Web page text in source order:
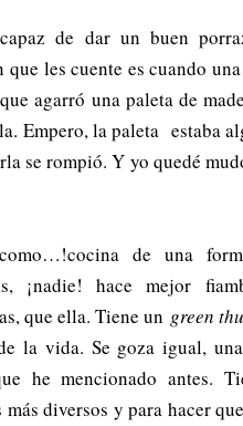
de dar un buen
que les cuente es cuando
agarró una paleta de
Empero, la paleta estaba
se rompió. Y yo quedé
de una
¡nadie! hace mejor
que ella. Tiene un green
la vida. Se goza igual,
he mencionado antes.
diversos y para hacer